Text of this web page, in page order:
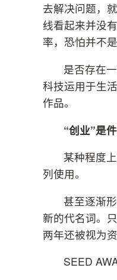
去解决问题，
线看起来并没
率，恐怕并不
是否存在
科技运用于生
作品。
“创业”是
某种程度
列使用。
甚至逐渐
新的代名词。
两年还被视为
SEED